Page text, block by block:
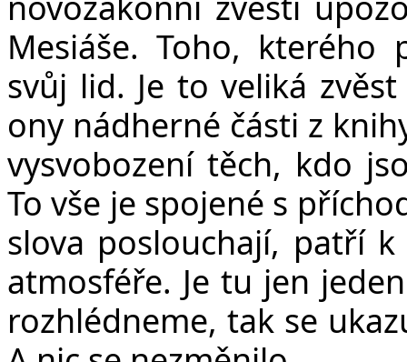
Mesiáše. Toho, kterého
svůj lid. Je to veliká
ony nádherné části z
vysvobození těch, kdo
To vše je spojené s
slova poslouchají, patří
atmosféře. Je tu jen
rozhlédneme, tak se